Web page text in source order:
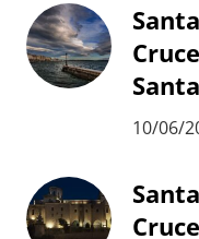
10/06/